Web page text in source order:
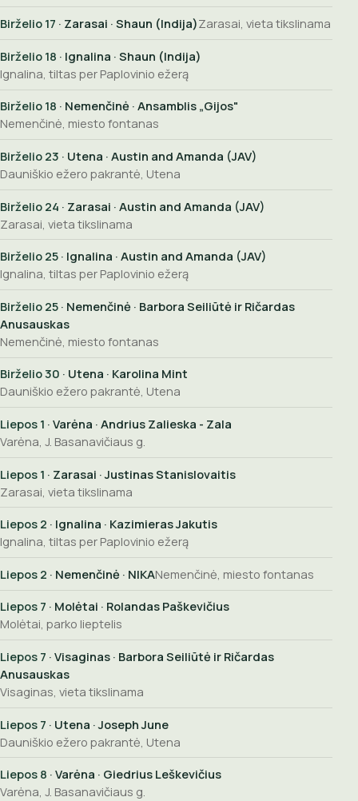
Birželio 17 · Zarasai · Shaun (Indija)Zarasai, vieta tikslinama
Birželio 18 · Ignalina · Shaun (Indija)
Ignalina, tiltas per Paplovinio ežerą
Birželio 18 · Nemenčinė · Ansamblis „Gijos"
Nemenčinė, miesto fontanas
Birželio 23 · Utena · Austin and Amanda (JAV)
Dauniškio ežero pakrantė, Utena
Birželio 24 · Zarasai · Austin and Amanda (JAV)
Zarasai, vieta tikslinama
Birželio 25 · Ignalina · Austin and Amanda (JAV)
Ignalina, tiltas per Paplovinio ežerą
Birželio 25 · Nemenčinė · Barbora Seiliūtė ir Ričardas
Anusauskas
Nemenčinė, miesto fontanas
Birželio 30 · Utena · Karolina Mint
Dauniškio ežero pakrantė, Utena
Liepos 1 · Varėna · Andrius Zalieska - Zala
Varėna, J. Basanavičiaus g.
Liepos 1 · Zarasai · Justinas Stanislovaitis
Zarasai, vieta tikslinama
Liepos 2 · Ignalina · Kazimieras Jakutis
Ignalina, tiltas per Paplovinio ežerą
Liepos 2 · Nemenčinė · NIKANemenčinė, miesto fontanas
Liepos 7 · Molėtai · Rolandas Paškevičius
Molėtai, parko lieptelis
Liepos 7 · Visaginas · Barbora Seiliūtė ir Ričardas
Anusauskas
Visaginas, vieta tikslinama
Liepos 7 · Utena · Joseph June
Dauniškio ežero pakrantė, Utena
Liepos 8 · Varėna · Giedrius Leškevičius
Varėna, J. Basanavičiaus g.